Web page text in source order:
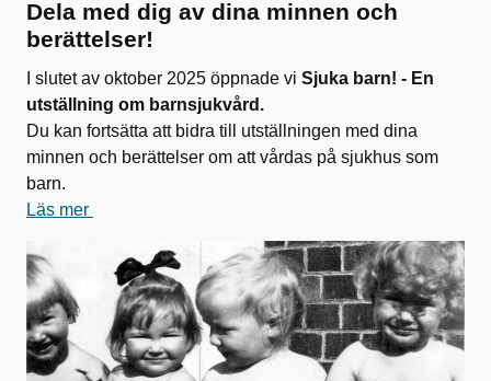
Dela med dig av dina minnen och
berättelser!
I slutet av oktober 2025 öppnade vi Sjuka barn! - En
utställning om barnsjukvård.
Du kan fortsätta att bidra till utställningen med dina
minnen och berättelser om att vårdas på sjukhus som
barn.
Läs mer